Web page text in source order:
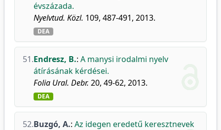
évszázada.
Nyelvtud. Közl. 109, 487-491, 2013.
DEA
51.Endresz, B.: A manysi irodalmi nyelv
átírásának kérdései.
Folia Ural. Debr. 20, 49-62, 2013.
DEA
52.Buzgó, A.: Az idegen eredetű keresztnevek